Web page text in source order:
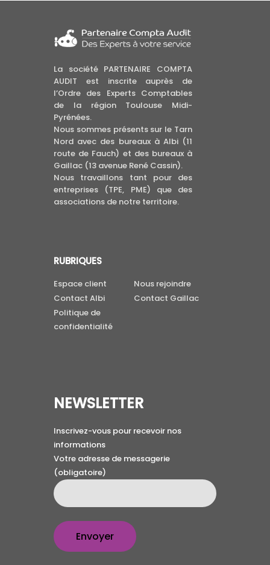
La société PARTENAIRE COMPTA
AUDIT est inscrite auprès de
l’Ordre des Experts Comptables
de la région Toulouse Midi-
Pyrénées.
Nous sommes présents sur le Tarn
Nord avec des bureaux à Albi (11
route de Fauch) et des bureaux à
Gaillac (13 avenue René Cassin).
Nous travaillons tant pour des
entreprises (TPE, PME) que des
associations de notre territoire.
RUBRIQUES
Espace client
Nous rejoindre
Contact Albi
Contact Gaillac
Politique de
confidentialité
NEWSLETTER
Inscrivez-vous pour recevoir nos
informations
Votre adresse de messagerie
(obligatoire)